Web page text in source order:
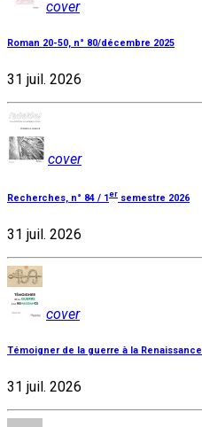
cover
Roman 20-50, n° 80/décembre 2025
31 juil. 2026
cover
Recherches, n° 84 / 1er semestre 2026
31 juil. 2026
cover
Témoigner de la guerre à la Renaissance
31 juil. 2026